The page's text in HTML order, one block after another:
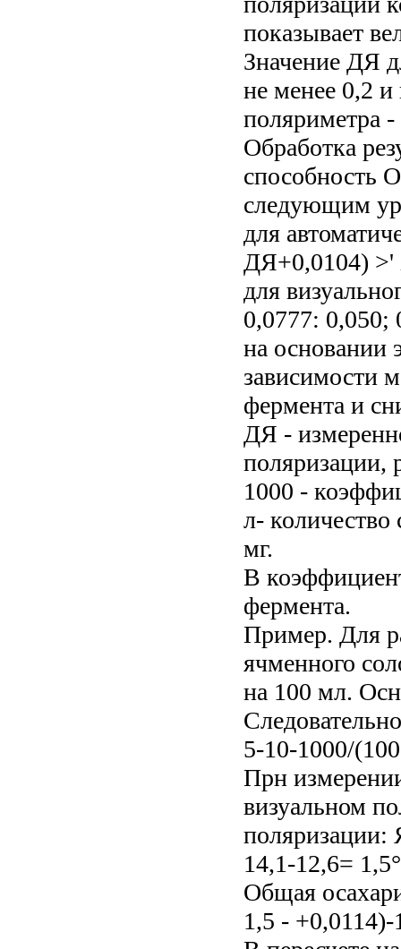
показывает
Значение ДЯ
не менее 0,2 и
поляриметра -
Обработка
способность
следующим
для
ДЯ+0,0104)
для
0,0777: 0,050;
на основании
зависимости
фермента и
ДЯ -
поляризации,
1000 -
л- количество
мг.
В
фермента.
Пример. Для
ячменного
на 100 мл.
5-10-1000/
Прн
визуальном
поляризации:
14,1-12,6=
Общая
1,5 - +0,0114)-